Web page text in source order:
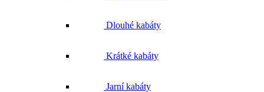
Dlouhé kabáty
Krátké kabáty
Jarní kabáty